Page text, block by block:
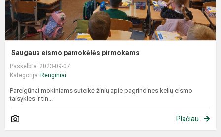
Saugaus eismo pamokėlės pirmokams
Paskelbta: 2023-09-07
Kategorija: Renginiai
Pareigūnai mokiniams suteikė žinių apie pagrindines kelių eismo
taisykles ir tin...
Plačiau